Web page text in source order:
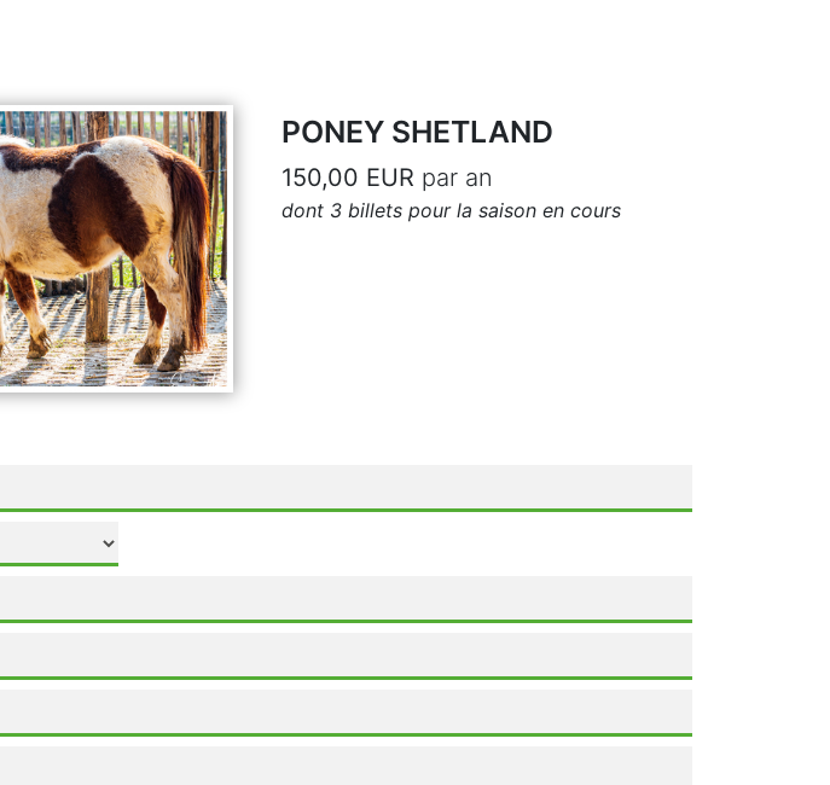
PONEY SHETLAND
150,00 EUR par an
dont 3 billets pour la saison en cours